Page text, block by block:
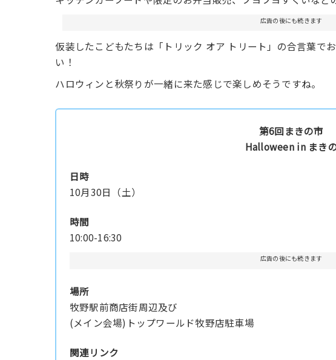
広告の後にも続きます
仮装したこどもたちは「トリック オア トリート」の合言葉で
い！
ハロウィンと秋祭りが一緒に来た感じで楽しめそうですね。
第6回まきの市
Halloween in まき
日時
10月30日（土）
時間
10:00-16:30
広告の後にも続きます
場所
牧野駅前商店街周辺及び
(メイン会場)トップワールド牧野店駐車場
関連リンク